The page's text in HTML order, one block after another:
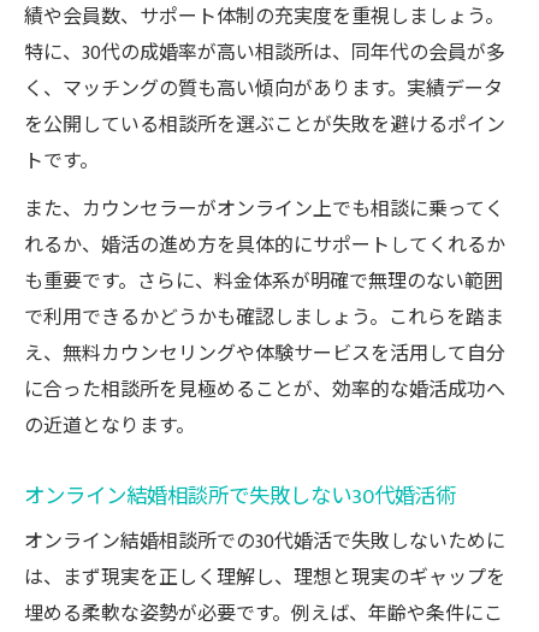
績や会員数、サポート体制の充実度を重視しましょう。
特に、30代の成婚率が高い相談所は、同年代の会員が多
く、マッチングの質も高い傾向があります。実績データ
を公開している相談所を選ぶことが失敗を避けるポイン
トです。
また、カウンセラーがオンライン上でも相談に乗ってく
れるか、婚活の進め方を具体的にサポートしてくれるか
も重要です。さらに、料金体系が明確で無理のない範囲
で利用できるかどうかも確認しましょう。これらを踏ま
え、無料カウンセリングや体験サービスを活用して自分
に合った相談所を見極めることが、効率的な婚活成功へ
の近道となります。
オンライン結婚相談所で失敗しない30代婚活術
オンライン結婚相談所での30代婚活で失敗しないために
は、まず現実を正しく理解し、理想と現実のギャップを
埋める柔軟な姿勢が必要です。例えば、年齢や条件にこ